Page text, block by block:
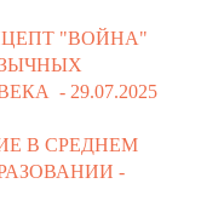
"ВОЙНА"
- 29.07.2025
В СРЕДНЕМ
-